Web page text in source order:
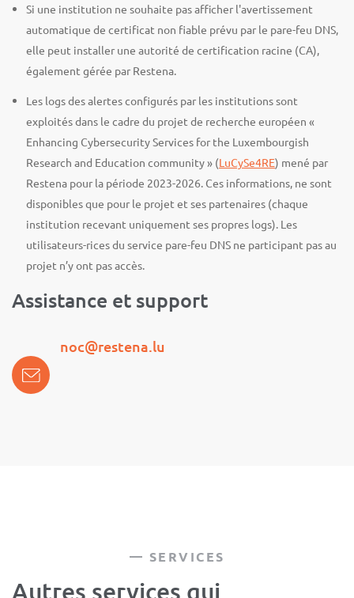
Si une institution ne souhaite pas afficher l'avertissement
automatique de certificat non fiable prévu par le pare-feu DNS,
elle peut installer une autorité de certification racine (CA),
également gérée par Restena.
Les logs des alertes configurés par les institutions sont
exploités dans le cadre du projet de recherche européen «
Enhancing Cybersecurity Services for the Luxembourgish
Research and Education community » (LuCySe4RE) mené par
Restena pour la période 2023-2026. Ces informations, ne sont
disponibles que pour le projet et ses partenaires (chaque
institution recevant uniquement ses propres logs). Les
utilisateurs-rices du service pare-feu DNS ne participant pas au
projet n’y ont pas accès.
Assistance et support
noc@restena.lu
SERVICES
Autres services qui